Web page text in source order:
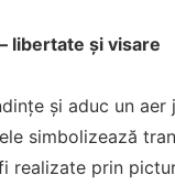
libertate și visare
și aduc un aer
simbolizează
realizate prin